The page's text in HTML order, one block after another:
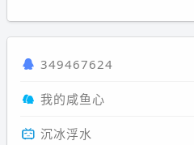
349467624
我的咸鱼心
沉冰浮水